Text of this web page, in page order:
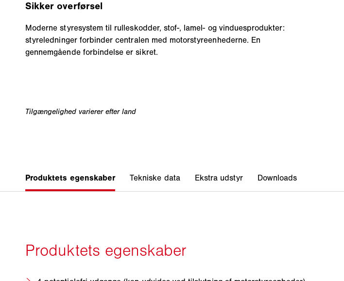
Sikker overførsel
Moderne styresystem til rulleskodder, stof-, lamel- og vinduesprodukter:
styreledninger forbinder centralen med motorstyreenhederne. En
gennemgående forbindelse er sikret.